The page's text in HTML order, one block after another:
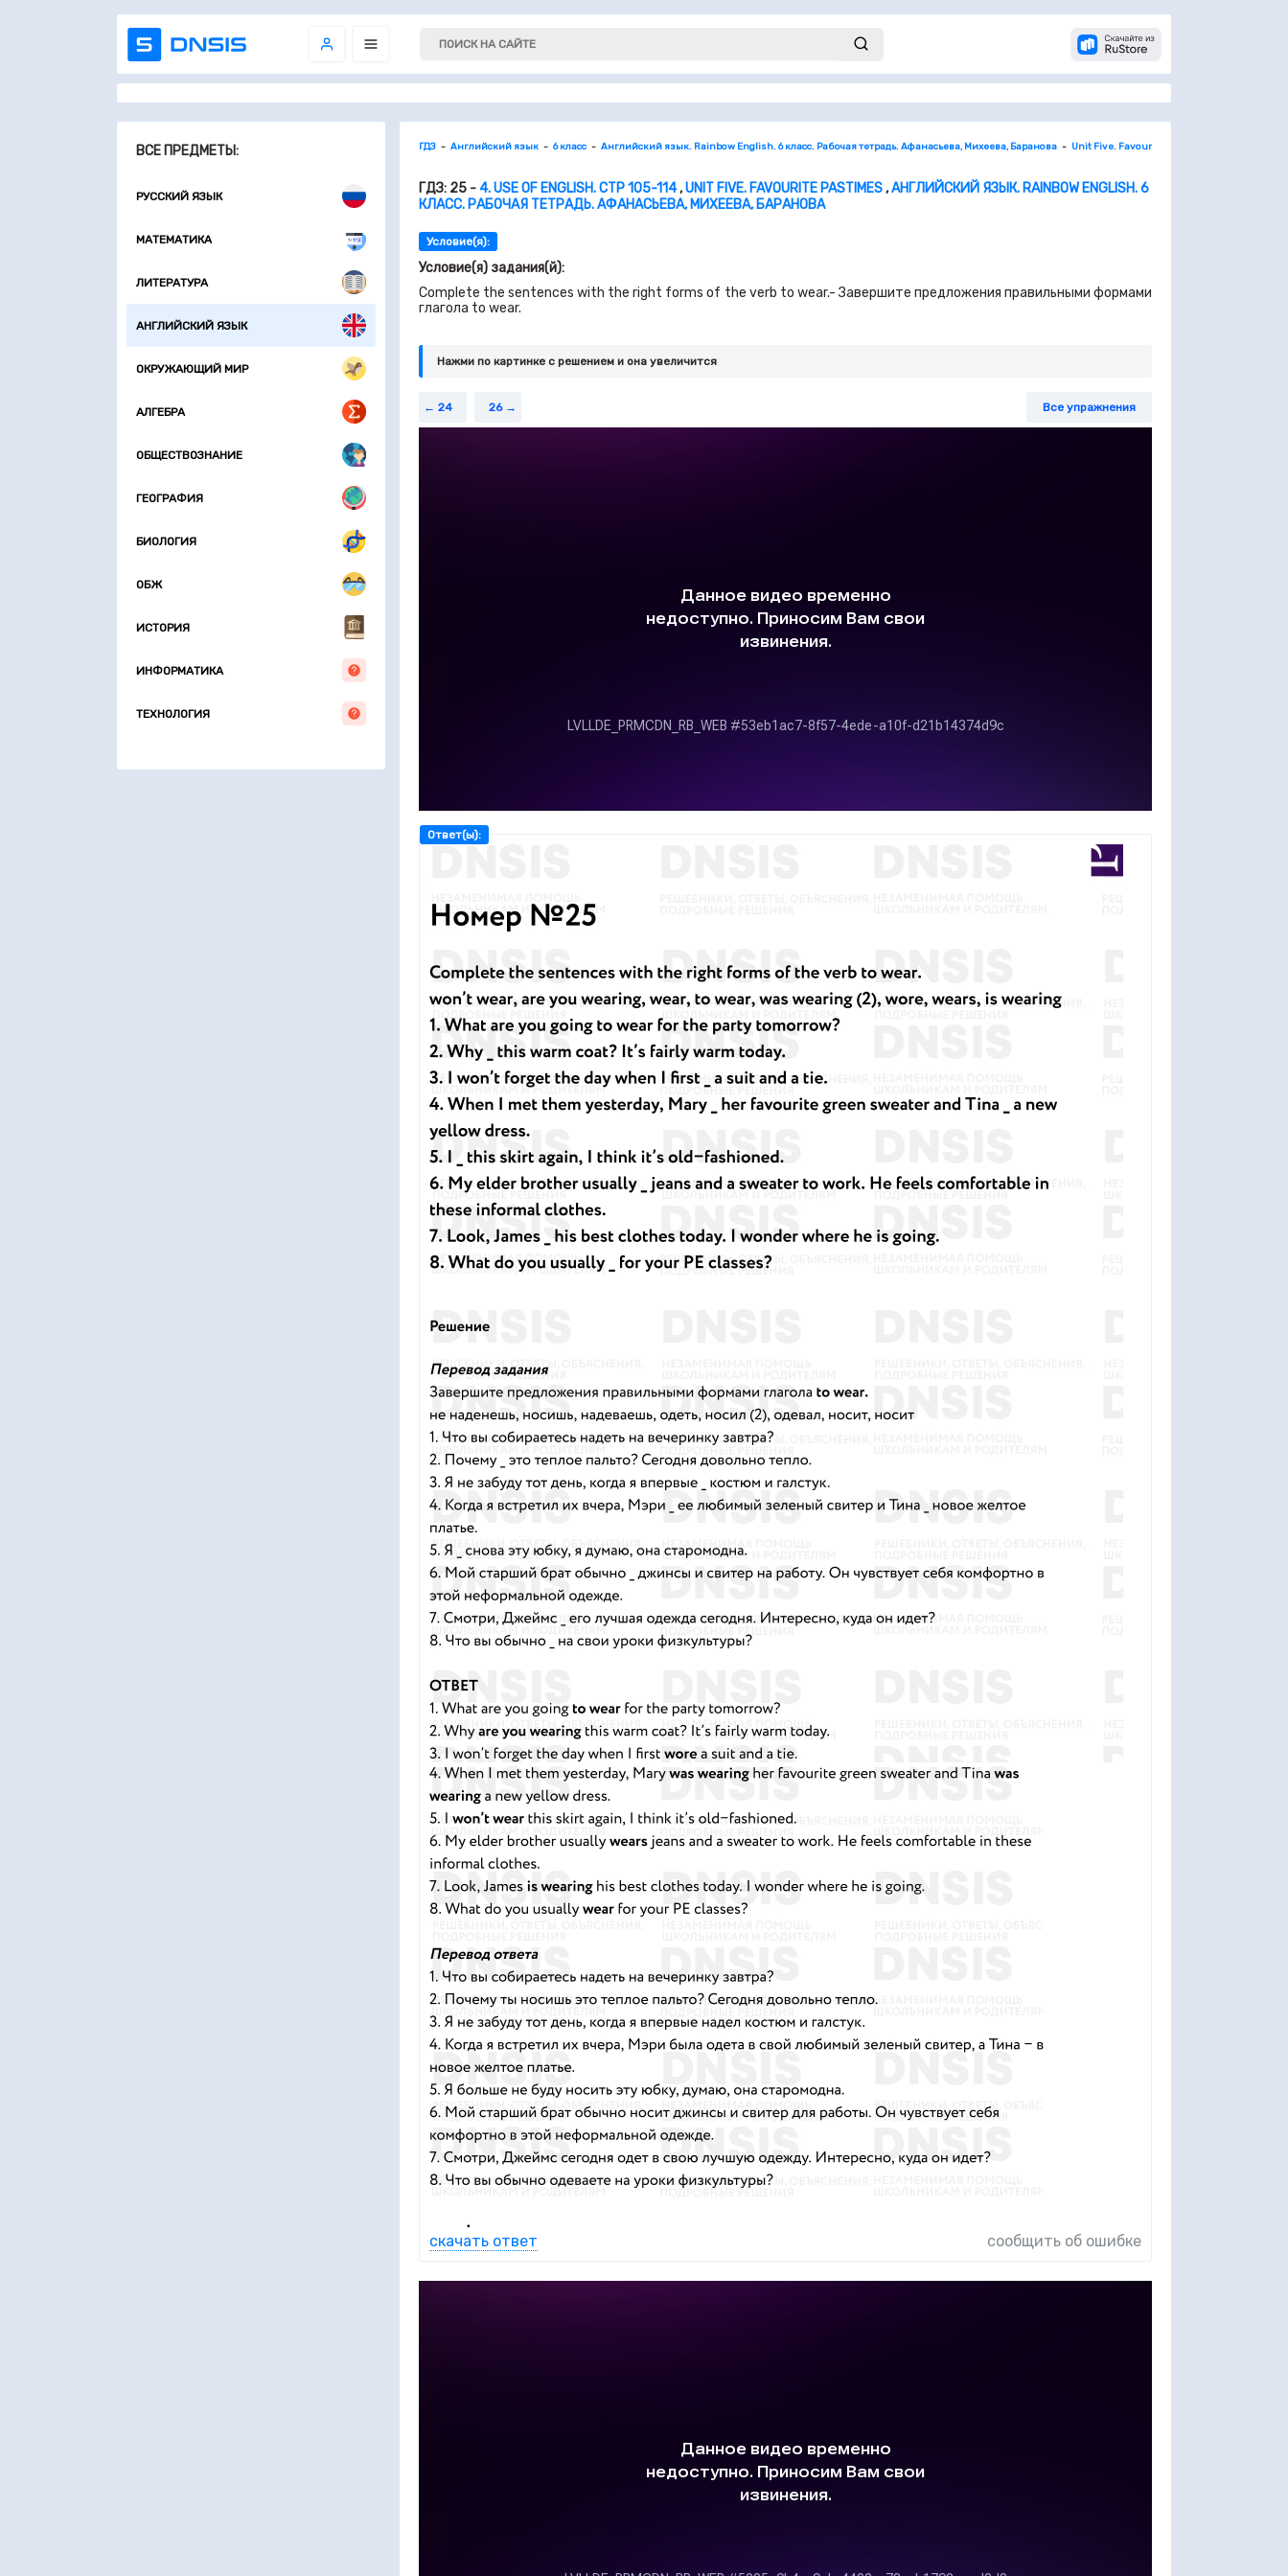
ВСЕ ПРЕДМЕТЫ:
РУССКИЙ ЯЗЫК
МАТЕМАТИКА
ЛИТЕРАТУРА
АНГЛИЙСКИЙ ЯЗЫК
ОКРУЖАЮЩИЙ МИР
АЛГЕБРА
ОБЩЕСТВОЗНАНИЕ
ГЕОГРАФИЯ
БИОЛОГИЯ
ОБЖ
ИСТОРИЯ
ИНФОРМАТИКА
ТЕХНОЛОГИЯ
ГДЗ Английский язык 6 класс Английский язык. Rainbow English. 6 класс. Рабочая тетрадь. Афанасьева, Михеева, Баранова Unit Five. Favourite Pastimes
ГДЗ: 25 - 4. USE OF ENGLISH. СТР 105-114,UNIT FIVE. FAVOURITE PASTIMES,АНГЛИЙСКИЙ ЯЗЫК. RAINBOW ENGLISH. 6
КЛАСС. РАБОЧАЯ ТЕТРАДЬ. АФАНАСЬЕВА, МИХЕЕВА, БАРАНОВА
Условие(я):
Условие(я) задания(й):
Complete the sentences with the right forms of the verb to wear.- Завершите предложения правильными формами
глагола to wear.
Нажми по картинке c решением и она увеличится
24 26 Все упражнения
Ответ(ы):
скачать ответ сообщить об ошибке